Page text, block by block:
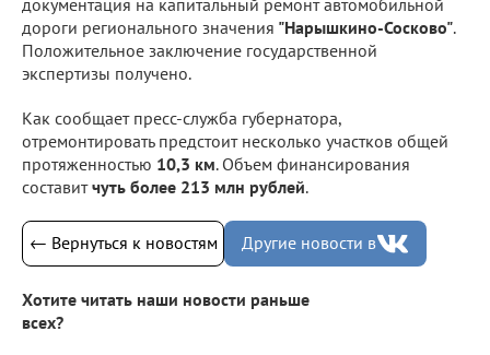
дороги регионального значения "Нарышкино-Сосково".
Положительное заключение государственной
экспертизы получено.
Как сообщает пресс-служба губернатора,
отремонтировать предстоит несколько участков общей
протяженностью 10,3 км. Объем финансирования
составитчуть более 213 млн рублей.
← Вернуться к новостям Другие новости в
Хотите читать наши новости раньше
всех?